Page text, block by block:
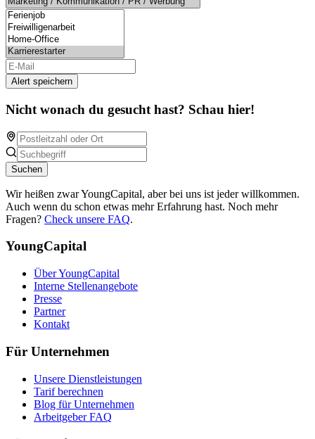
Alert speichern
Nicht wonach du gesucht hast? Schau hier!
Suchen
Wir heißen zwar YoungCapital, aber bei uns ist jeder willkommen.
Auch wenn du schon etwas mehr Erfahrung hast. Noch mehr
Fragen? Check unsere FAQ.
YoungCapital
Über YoungCapital
Interne Stellenangebote
Presse
Partner
Kontakt
Für Unternehmen
Unsere Dienstleistungen
Tarif berechnen
Blog für Unternehmen
Arbeitgeber FAQ